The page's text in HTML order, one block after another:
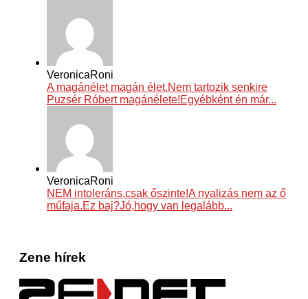
VeronicaRoni
A magánélet magán élet.Nem tartozik senkire
Puzsér Róbert magánélete!Egyébként én már...
VeronicaRoni
NEM intoleráns,csak őszinte!A nyalizás nem az ő
műfaja.Ez baj?Jó,hogy van legalább...
Zene hírek